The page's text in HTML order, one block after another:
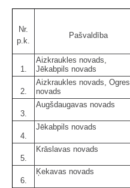
Nr.
p.k.
Pašvaldība
1.
Aizkraukles novads,
Jēkabpils novads
2.
Aizkraukles novads, Ogres
novads
3.
Augšdaugavas novads
4.
Jēkabpils novads
5.
Krāslavas novads
6.
Ķekavas novads